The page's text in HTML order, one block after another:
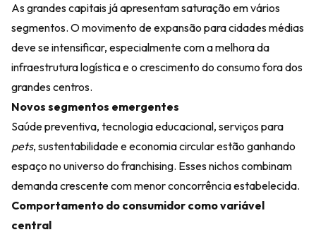
As grandes capitais já apresentam saturação em vários
segmentos. O movimento de expansão para cidades médias
deve se intensificar, especialmente com a melhora da
infraestrutura logística e o crescimento do consumo fora dos
grandes centros.
Novos segmentos emergentes
Saúde preventiva, tecnologia educacional, serviços para
pets, sustentabilidade e economia circular estão ganhando
espaço no universo do franchising. Esses nichos combinam
demanda crescente com menor concorrência estabelecida.
Comportamento do consumidor como variável
central